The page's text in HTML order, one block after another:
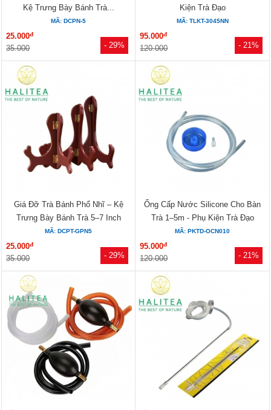
- 29%
Kệ Trưng Bày Bánh Trà...
MÃ: DCPN-5
25.000đ
35.000 - 21%
Kiện Trà Đạo
MÃ: TLKT-3045NN
95.000đ
120.000
- 29%
Giá Đỡ Trà Bánh Phổ Nhĩ – Kệ
Trưng Bày Bánh Trà 5–7 Inch
MÃ: DCPT-GPN5
25.000đ
35.000 - 21%
Ống Cấp Nước Silicone Cho Bàn
Trà 1–5m - Phụ Kiện Trà Đạo
MÃ: PKTD-OCN010
95.000đ
120.000